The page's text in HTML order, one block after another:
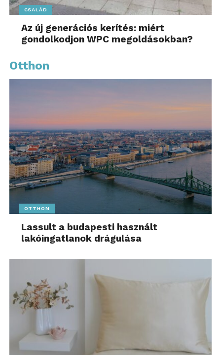
CSALÁD
Az új generációs kerítés: miért
gondolkodjon WPC megoldásokban?
Otthon
OTTHON
Lassult a budapesti használt
lakóingatlanok drágulása